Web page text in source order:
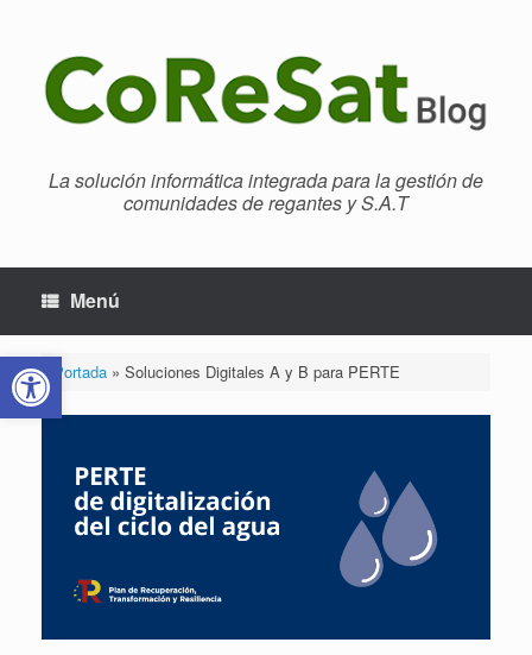
Abrir barra de herramientas
contenido
La solución informática integrada para la gestión de
comunidades de regantes y S.A.T
Menú
Portada» Soluciones Digitales A y B para PERTE